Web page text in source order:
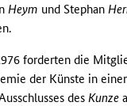
Heym und Stephan
forderten die
der Künste in
desKunze